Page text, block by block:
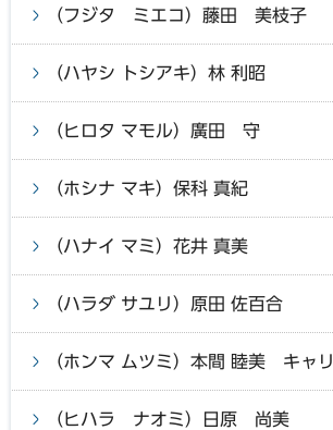
（フジタ ミエコ）藤田 美枝子
（ハヤシ トシアキ）林 利昭
（ヒロタ マモル）廣田 守
（ホシナ マキ）保科 真紀
（ハナイ マミ）花井 真美
（ハラダ サユリ）原田 佐百合
（ホンマ ムツミ）本間 睦美 キャ
（ヒハラ ナオミ）日原 尚美